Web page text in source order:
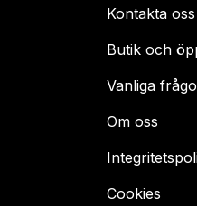
Kontakta oss
Butik och
Vanliga
Om oss
Cookies